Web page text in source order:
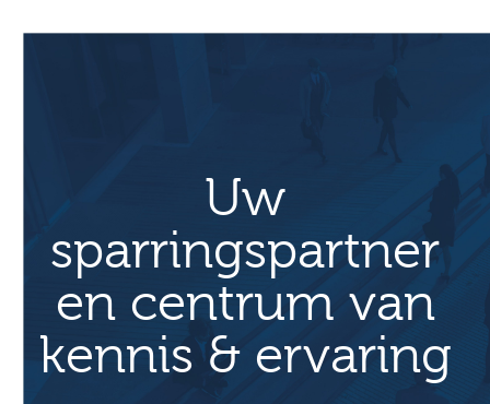
Uw
sparringspartner
en centrum van
kennis & ervaring